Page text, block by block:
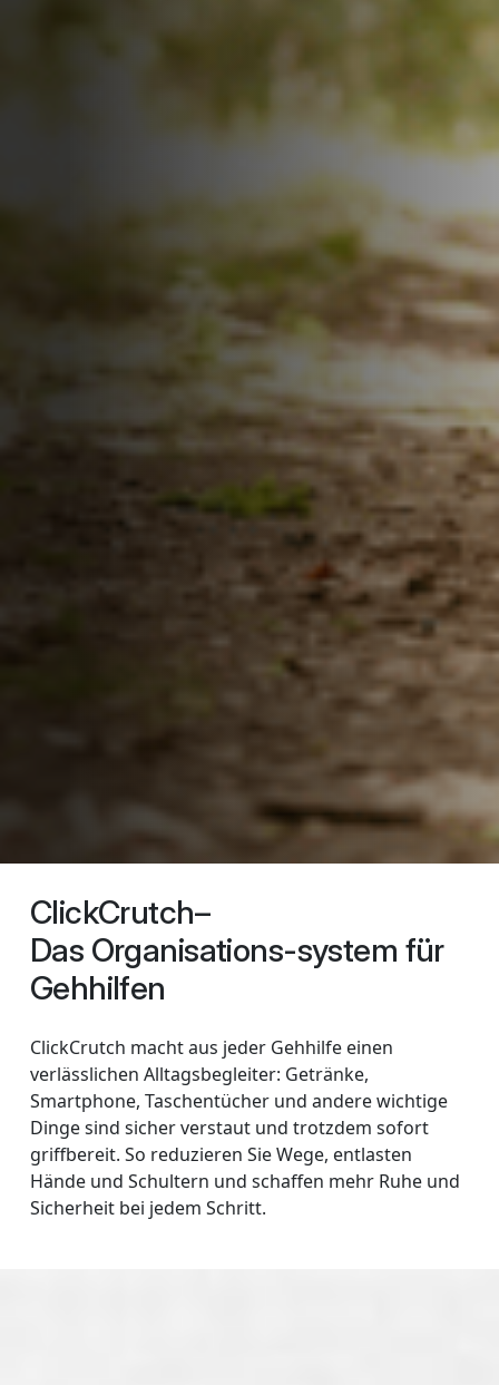
ClickCrutch–
Das Organisations-system für
Gehhilfen
ClickCrutch macht aus jeder Gehhilfe einen
verlässlichen Alltagsbegleiter: Getränke,
Smartphone, Taschentücher und andere wichtige
Dinge sind sicher verstaut und trotzdem sofort
griffbereit. So reduzieren Sie Wege, entlasten
Hände und Schultern und schaffen mehr Ruhe und
Sicherheit bei jedem Schritt.